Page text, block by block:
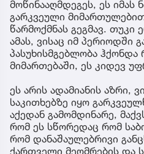
მოწინააღმდეგეს, ეს იმას
გარკვეული
წარმოქმნას გეგმავ. თუკი
ამას, ვისაც იმ პერიოდში
პასუხისმგებლობა ჰქონდა
მიმართებაში, ეს კიდევ
ეს არის ადამიანის აზრი,
საკითხებზე იყო
აქედან გამომდინარე,
რომ ეს სწორედაც რომ
რომ დანაშაულებრივი
ქართველი მეომრების და